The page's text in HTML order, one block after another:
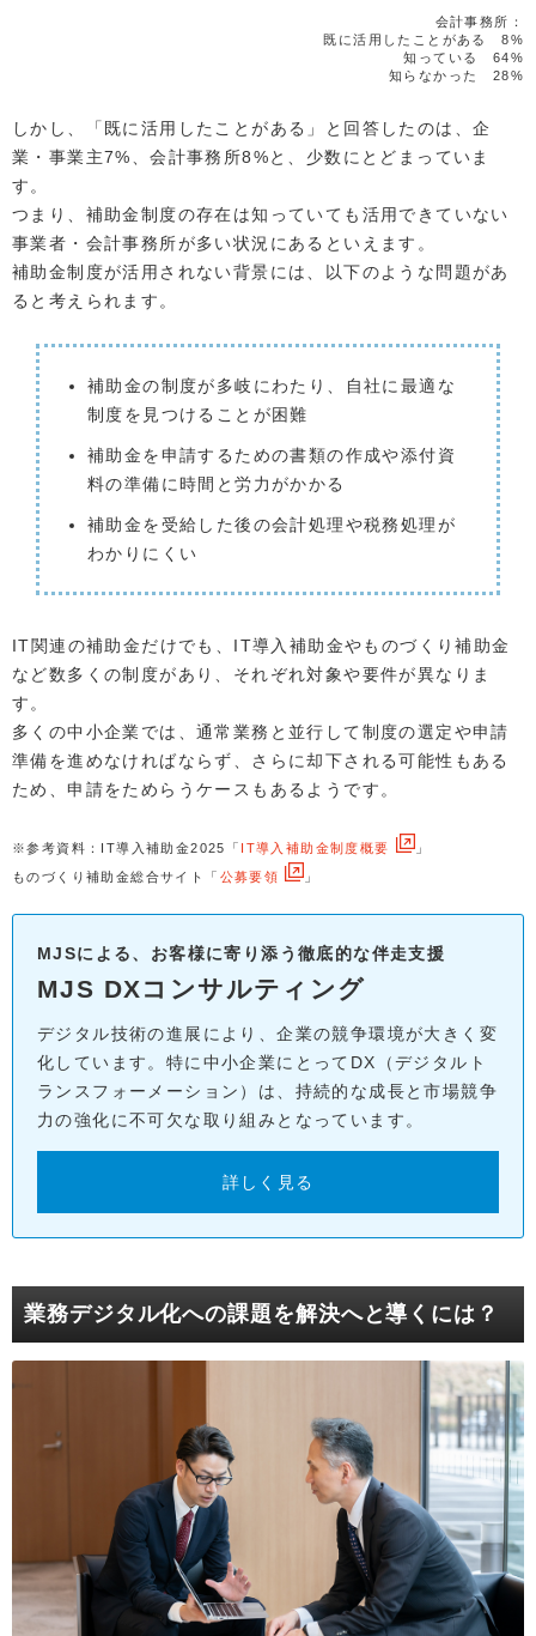
会計事務所：
既に活用したことがある 8%
知っている 64%
知らなかった 28%
しかし、「既に活用したことがある」と回答したのは、企
業・事業主7%、会計事務所8%と、少数にとどまっていま
す。
つまり、補助金制度の存在は知っていても活用できていない
事業者・会計事務所が多い状況にあるといえます。
補助金制度が活用されない背景には、以下のような問題があ
ると考えられます。
補助金の制度が多岐にわたり、自社に最適な
制度を見つけることが困難
補助金を申請するための書類の作成や添付資
料の準備に時間と労力がかかる
補助金を受給した後の会計処理や税務処理が
わかりにくい
IT関連の補助金だけでも、IT導入補助金やものづくり補助金
など数多くの制度があり、それぞれ対象や要件が異なりま
す。
多くの中小企業では、通常業務と並行して制度の選定や申請
準備を進めなければならず、さらに却下される可能性もある
ため、申請をためらうケースもあるようです。
※参考資料：IT導入補助金2025「 IT導入補助金制度概要
」
ものづくり補助金総合サイト「 公募要領 」
MJSによる、お客様に寄り添う徹底的な伴走支援
MJS DXコンサルティング
デジタル技術の進展により、企業の競争環境が大きく変
化しています。特に中小企業にとってDX（デジタルト
ランスフォーメーション）は、持続的な成長と市場競争
力の強化に不可欠な取り組みとなっています。
詳しく見る
業務デジタル化への課題を解決へと導くには？